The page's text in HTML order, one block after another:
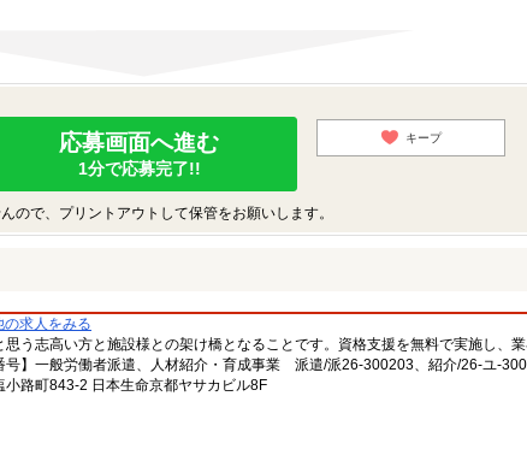
応募画面へ進む
1分で応募完了!!
キープ
ので、プリントアウトして保管をお願いします。
求人をみる
思う志高い方と施設様との架け橋となることです。資格支援を無料で実施し、
号】一般労働者派遣、人材紹介・育成事業 派遣/派26-300203、紹介/26-ユ-
路町843-2 日本生命京都ヤサカビル8F